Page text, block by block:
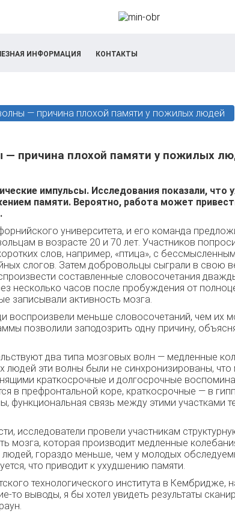
ИНФОРМАЦИЯ КОНТАКТЫ
— причина плохой памяти у пожилых людей
— причина плохой памяти у пожилых
импульсы. Исследования показали, что
памяти. Вероятно, работа может
университета, и его команда
в возрасте 20 и 70 лет. Участников
слов, например, «птица», с
слогов. Затем добровольцы сыграли в свою
составленные словосочетания
несколько часов после пробуждения от
записывали активность мозга.
воспроизвели меньше словосочетаний, чем их
позволили заподозрить одну причину,
два типа мозговых волн — медленные
эти волны были не синхронизированы,
краткосрочные и долгосрочные
в префронтальной коре, краткосрочные — в
функциональная связь между этими участками
исследователи провели участникам
мозга, которая производит медленные
гораздо меньше, чем у молодых
что приводит к ухудшению памяти.
технологического института в Кембридже,
то выводы, я бы хотел увидеть результаты